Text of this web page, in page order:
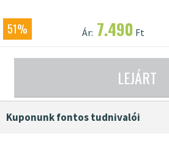
51% Ár: 7.490 Ft
LEJÁRT
Kuponunk fontos tudnivalói